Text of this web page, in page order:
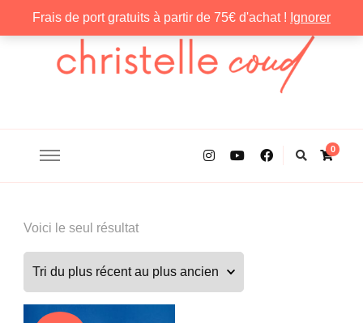
Frais de port gratuits à partir de 75€ d'achat ! Ignorer
0
Voici le seul résultat